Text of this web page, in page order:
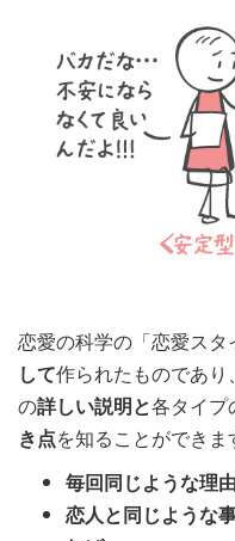
恋愛の科学の「恋愛スタ
して作られたものであ
の詳しい説明と各タイプ
き点を知ることができま
毎回同じような理
恋人と同じような